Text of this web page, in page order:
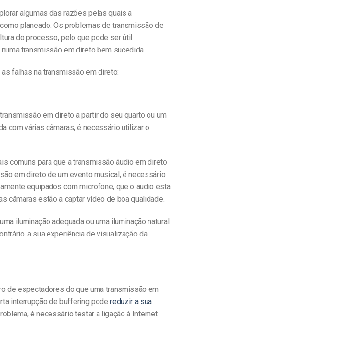
algumas das razões pelas quais a
planeado. Os problemas de transmissão de
do processo, pelo que pode ser útil
transmissão em direto bem sucedida.
falhas na transmissão em direto:
em direto a partir do seu quarto ou um
com várias câmaras, é necessário utilizar o
comuns para que a transmissão áudioem direto
em direto de um evento musical, é necessário
equipados com microfone, que o áudio está
câmaras estão a captar vídeo de boa qualidade.
iluminação adequada ou uma iluminação natural
a sua experiência de visualização da
de espectadores do que uma transmissão em
interrupção de buffering pode reduzir a sua
é necessário testar a ligação à Internet